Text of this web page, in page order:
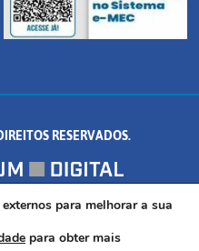
RESERVADOS.
FORMIGA/MG - CEP:
para melhorar a sua
para obter mais